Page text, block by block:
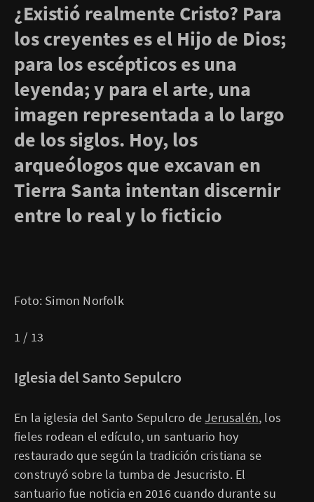
¿Existió realmente Cristo? Para
los creyentes es el Hijo de Dios;
para los escépticos es una
leyenda; y para el arte, una
imagen representada a lo largo
de los siglos. Hoy, los
arqueólogos que excavan en
Tierra Santa intentan discernir
entre lo real y lo ficticio
Foto: Simon Norfolk
1 / 13
Iglesia del Santo Sepulcro
En la iglesia del Santo Sepulcro deJerusalén, los
fieles rodean el edículo, un santuario hoy
restaurado que según la tradición cristiana se
construyó sobre la tumba de Jesucristo. El
santuario fue noticia en 2016 cuando durante su